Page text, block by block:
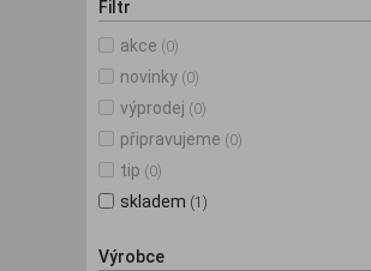
Filtr
akce (0)
novinky (0)
výprodej (0)
připravujeme (0)
tip (0)
skladem (1)
Výrobce